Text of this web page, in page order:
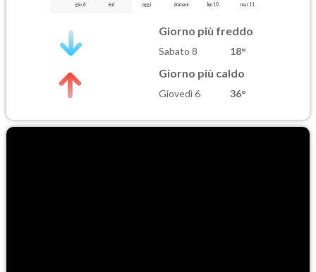
gio 6 ieri oggi domani lun 10 mar 11
Giorno più freddo
Sabato 8 18°
Giorno più caldo
Giovedì 6 36°